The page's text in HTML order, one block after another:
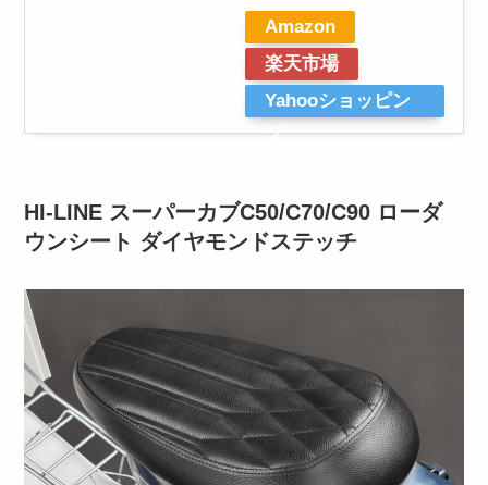
Amazon
楽天市場
Yahooショッピン
グ
HI-LINE スーパーカブC50/C70/C90 ローダ
ウンシート ダイヤモンドステッチ